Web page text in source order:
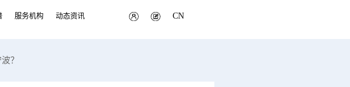
服务机构 动态资讯 CN
？